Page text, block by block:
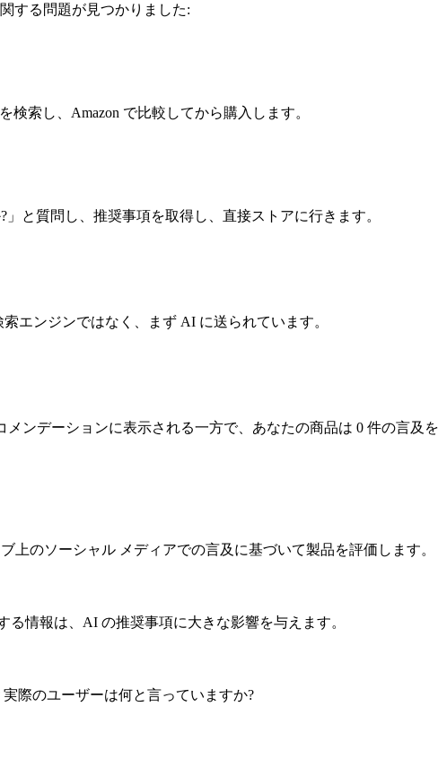
する問題が見つかりました:
検索し、Amazon で比較してから購入します。
と質問し、推奨事項を取得し、直接ストアに行きます。
エンジンではなく、まず AI に送られています。
ンデーションに表示される一方で、あなたの商品は 0 件の言及を
上のソーシャル メディアでの言及に基づいて製品を評価します。
情報は、AI の推奨事項に大きな影響を与えます。
際のユーザーは何と言っていますか?